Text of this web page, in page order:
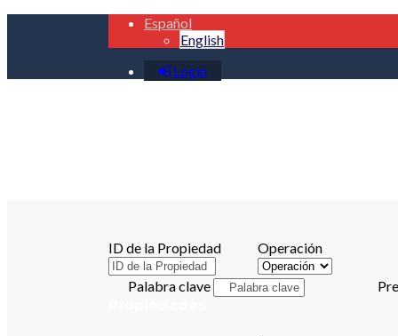
Español
English
Login
ID de la Propiedad Operación
Palabra clave